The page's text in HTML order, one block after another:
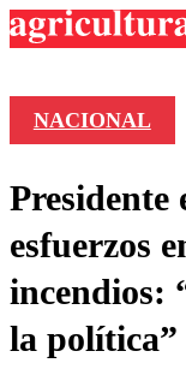
Motor
Vida
NACIONAL
Presidente
esfuerzos
incendios:
la política”